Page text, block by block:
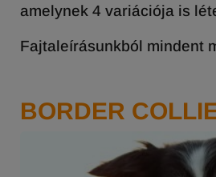
amelynek 4 variációja is
Fajtaleírásunkból mindent
BORDER